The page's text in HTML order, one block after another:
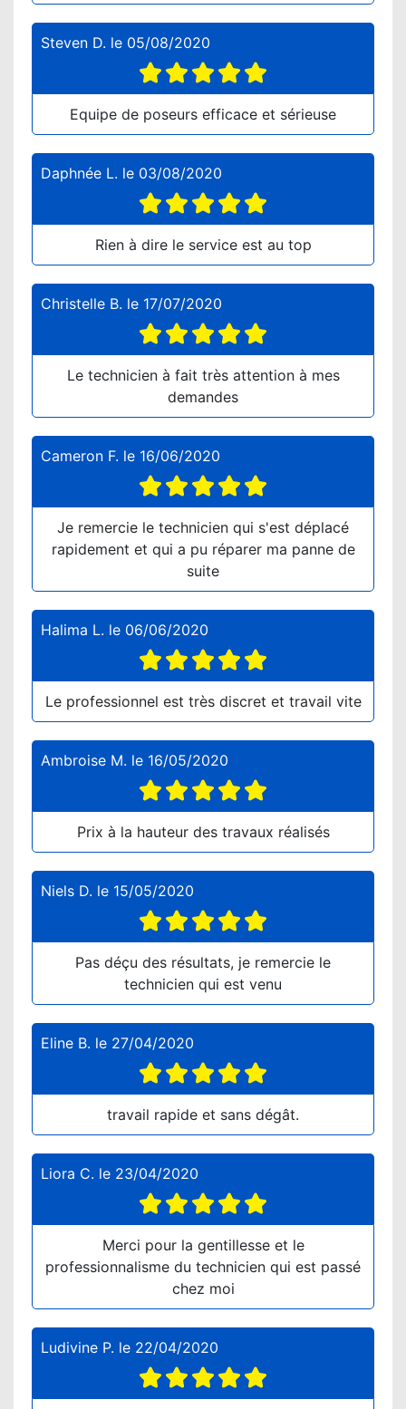
Steven D. le 05/08/2020
Equipe de poseurs efficace et sérieuse
Daphnée L. le 03/08/2020
Rien à dire le service est au top
Christelle B. le 17/07/2020
Le technicien à fait très attention à mes
demandes
Cameron F. le 16/06/2020
Je remercie le technicien qui s'est déplacé
rapidement et qui a pu réparer ma panne de
suite
Halima L. le 06/06/2020
Le professionnel est très discret et travail vite
Ambroise M. le 16/05/2020
Prix à la hauteur des travaux réalisés
Niels D. le 15/05/2020
Pas déçu des résultats, je remercie le
technicien qui est venu
Eline B. le 27/04/2020
travail rapide et sans dégât.
Liora C. le 23/04/2020
Merci pour la gentillesse et le
professionnalisme du technicien qui est passé
chez moi
Ludivine P. le 22/04/2020